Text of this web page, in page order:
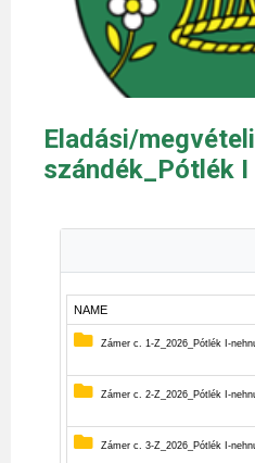
Eladási/megvételi
szándék_Pótlék I